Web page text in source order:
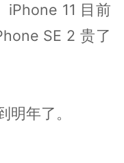
11 目前
SE 2 贵了
明年了。